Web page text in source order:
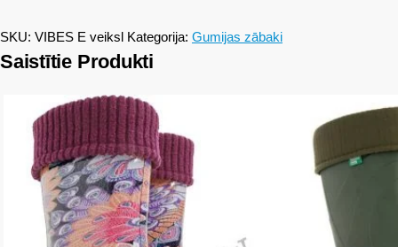
SKU: VIBES E veiksl Kategorija: Gumijas zābaki
Saistītie Produkti